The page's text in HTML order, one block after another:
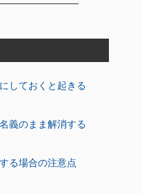
しておくと起きる
義のまま解消する
る場合の注意点